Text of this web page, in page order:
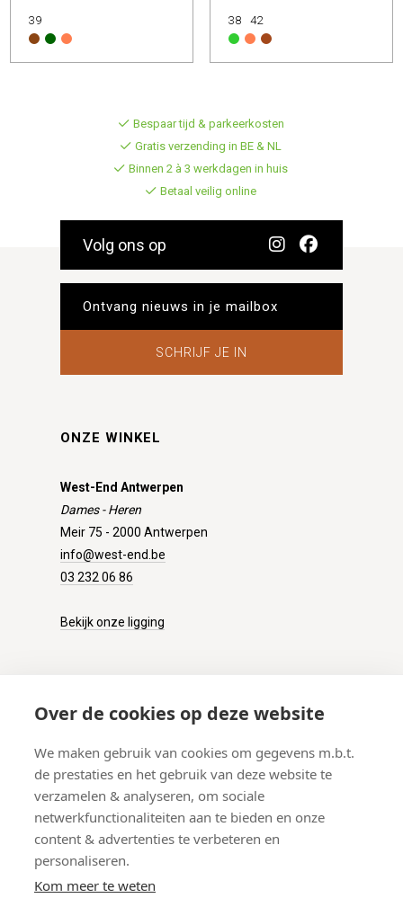
Over de cookies op deze website
We maken gebruik van cookies om gegevens m.b.t.
de prestaties en het gebruik van deze website te
verzamelen & analyseren, om sociale
netwerkfunctionaliteiten aan te bieden en onze
content & advertenties te verbeteren en
personaliseren.
Kom meer te weten
39 38 42
Bespaar tijd & parkeerkosten
Gratis verzending in BE & NL
Binnen 2 à 3 werkdagen in huis
Betaal veilig online
Volg ons op
SCHRIJF JE IN
ONZE WINKEL
West-End Antwerpen
Dames - Heren
Meir 75 - 2000 Antwerpen
info@west-end.be
03 232 06 86
Bekijk onze ligging
Verzenden
Retourneren
Betalen
Veelgestelde vragen